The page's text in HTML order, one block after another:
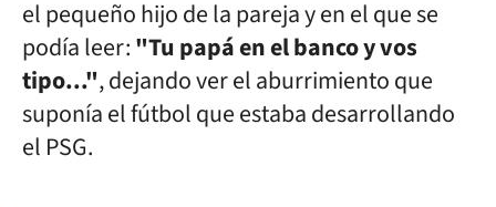
el pequeño hijo de la pareja y en el que se
podía leer:"Tu papá en el banco y vos
tipo...", dejando ver el aburrimiento que
suponía el fútbol que estaba desarrollando
el PSG.